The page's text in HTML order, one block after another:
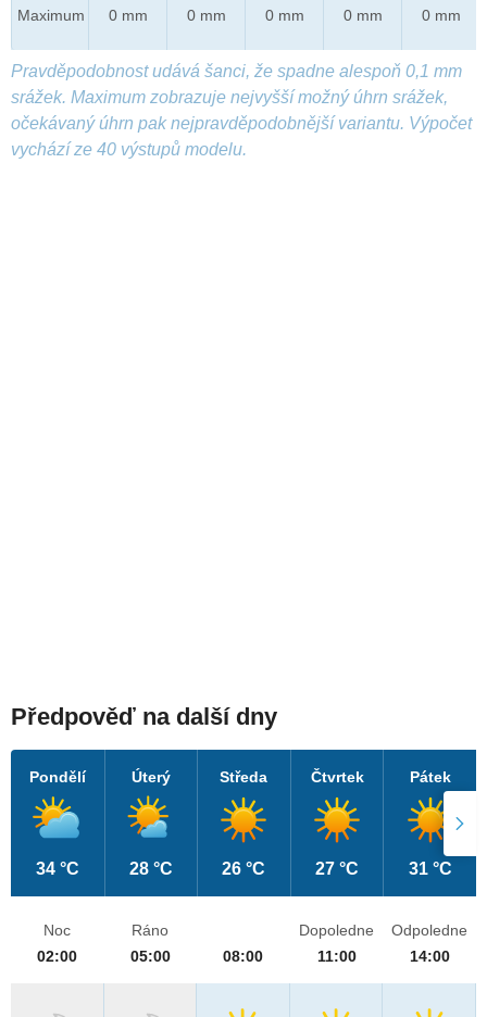
Maximum 0 mm 0 mm 0 mm 0 mm 0 mm
Pravděpodobnost udává šanci, že spadne alespoň 0,1 mm
srážek. Maximum zobrazuje nejvyšší možný úhrn srážek,
očekávaný úhrn pak nejpravděpodobnější variantu. Výpočet
vychází ze 40 výstupů modelu.
Předpověď na další dny
Pondělí
34 °C
Úterý
28 °C
Středa
26 °C
Čtvrtek
27 °C
Pátek
31 °C
Noc
02:00
Ráno
05:00
08:00
Dopoledne
11:00
Odpoledne
14:00